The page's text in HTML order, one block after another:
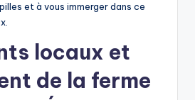
et à vous immerger dans ce
locaux et
de la ferme